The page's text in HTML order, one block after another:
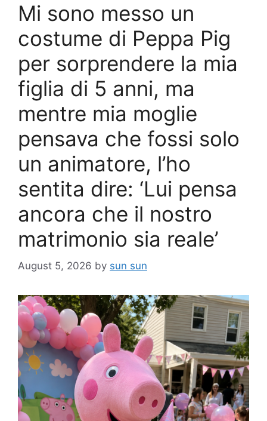
Mi sono messo un
costume di Peppa Pig
per sorprendere la mia
figlia di 5 anni, ma
mentre mia moglie
pensava che fossi solo
un animatore, l’ho
sentita dire: ‘Lui pensa
ancora che il nostro
matrimonio sia reale’
August 5, 2026 by sun sun